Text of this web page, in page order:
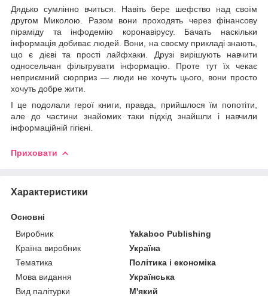
Дядько сумлінно вчиться. Навіть бере шефство над своїм
другом Миколою. Разом вони проходять через фінансову
піраміду та інфодемію коронавірусу. Бачать наскільки
інформація добиває людей. Вони, на своєму прикладі знають,
що є дієві та прості лайфхаки. Друзі вирішують навчити
односельчан фільтрувати інформацію. Проте тут їх чекає
неприємний сюрприз — люди не хочуть цього, вони просто
хочуть добре жити.
І це подолали герої книги, правда, прийшлося їм попотіти,
але до частини знайомих таки підхід знайшли і навчили
інформаційній гігієні.
Приховати
Характеристики
Основні
Виробник
Yakaboo Publishing
Країна виробник
Україна
Тематика
Політика і економіка
Мова видання
Українська
Вид палітурки
М'який